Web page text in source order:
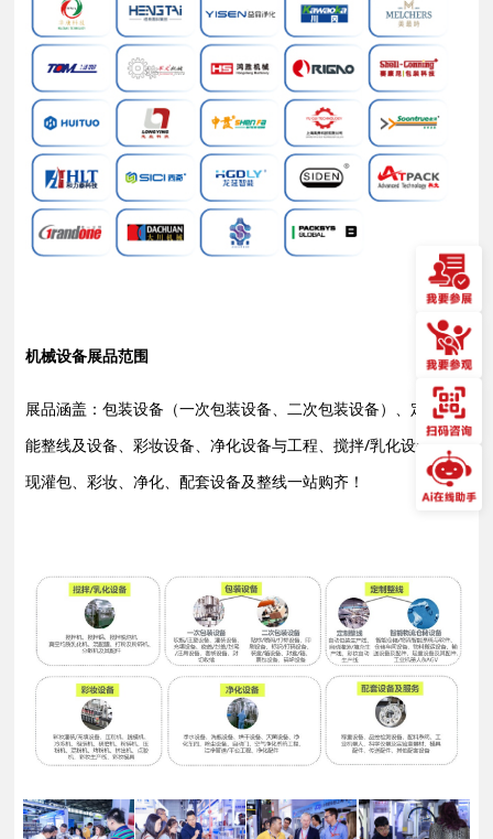
机械设备展品范围
展品涵盖：包装设备（一次包装设备、二次包装设备）、定制智
能整线及设备、彩妆设备、净化设备与工程、搅拌/乳化设备，实
现灌包、彩妆、净化、配套设备及整线一站购齐！